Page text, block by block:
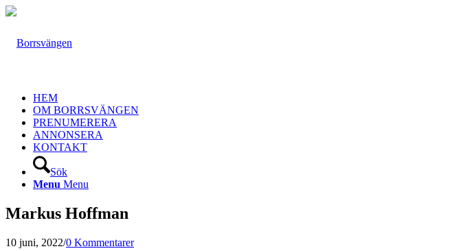
HEM
OM BORRSVÄNGEN
PRENUMERERA
ANNONSERA
KONTAKT
Sök
Menu Menu
Markus Hoffman
10 juni, 2022/0 Kommentarer